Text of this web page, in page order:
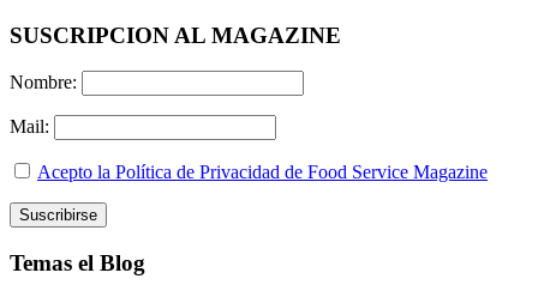
SUSCRIPCION AL MAGAZINE
Nombre:
Mail:
Acepto la Política de Privacidad de Food Service Magazine
Temas el Blog